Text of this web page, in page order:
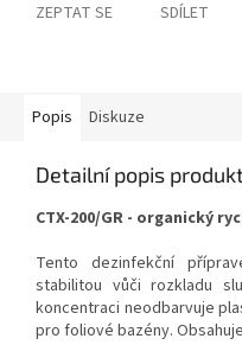
ZEPTAT SE SDÍLET
Popis Diskuze
Detailní popis
CTX-200/GR - organický
Tento dezinfekční
stabilitou vůči rozkladu
koncentraci neodbarvuje
pro foliové bazény.